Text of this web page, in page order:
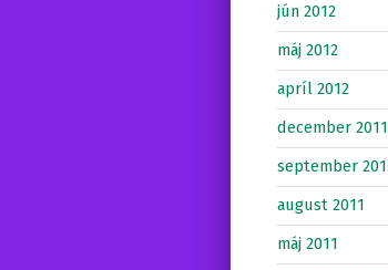
jún 2012
máj 2012
apríl 2012
december 2011
september
august 2011
máj 2011